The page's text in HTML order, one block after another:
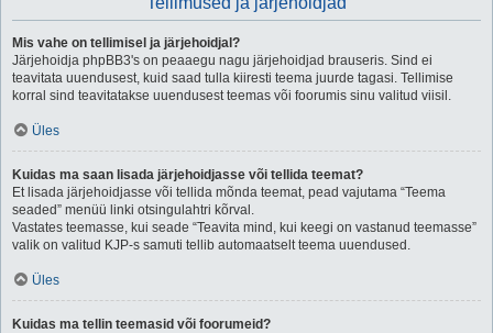
Mis vahe on tellimisel ja järjehoidjal?
Järjehoidja phpBB3's on peaaegu nagu järjehoidjad brauseris. Sind ei
teavitata uuendusest, kuid saad tulla kiiresti teema juurde tagasi. Tellimise
korral sind teavitatakse uuendusest teemas või foorumis sinu valitud viisil.
Üles
Kuidas ma saan lisada järjehoidjasse või tellida teemat?
Et lisada järjehoidjasse või tellida mõnda teemat, pead vajutama “Teema
seaded” menüü linki otsingulahtri kõrval.
Vastates teemasse, kui seade “Teavita mind, kui keegi on vastanud teemasse”
valik on valitud KJP-s samuti tellib automaatselt teema uuendused.
Üles
Kuidas ma tellin teemasid või foorumeid?